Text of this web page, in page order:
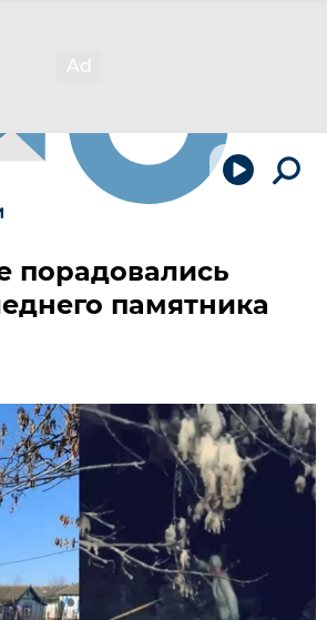
порадовались
памятника